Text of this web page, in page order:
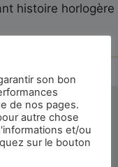
histoire horlogère
?
du
nos
son bon
de nos pages.
autre chose
et/ou
sur le bouton